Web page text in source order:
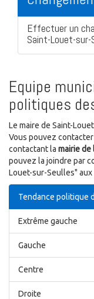
Effectuer un
Saint-Louet-sur-
Equipe
politiques
Le maire de Saint-
Vous pouvez
contactant la mairie de
pouvez la joindre par
Louet-sur-Seulles"
Tendance politique
Extrême gauche
Gauche
Centre
Droite